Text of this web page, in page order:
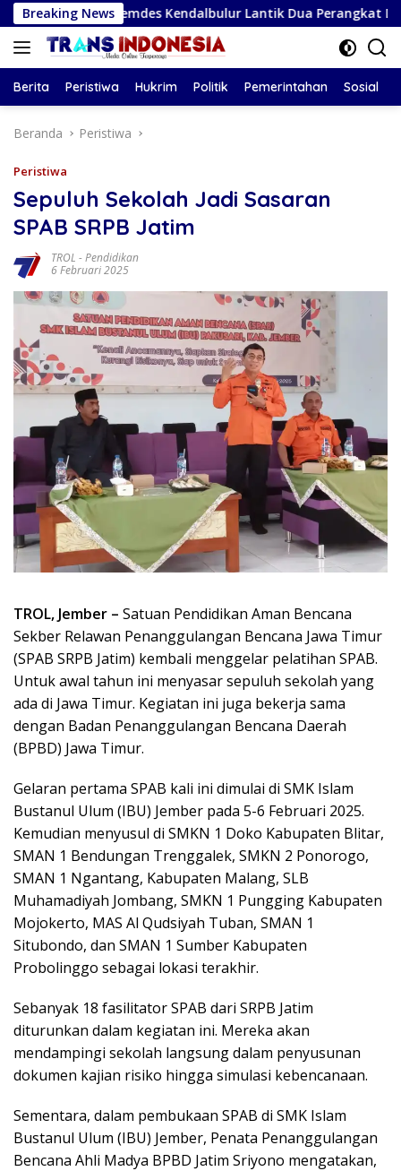
Langsung
ke
konten
Breaking News
Kendalbulur Lantik Dua Perangkat Desa, Kades:
Berita Peristiwa Hukrim Politik Pemerintahan Sosial
Beranda Peristiwa
Peristiwa
Sepuluh Sekolah Jadi Sasaran
SPAB SRPB Jatim
TROL -Pendidikan
6 Februari 2025
TROL, Jember – Satuan Pendidikan Aman Bencana
Sekber Relawan Penanggulangan Bencana Jawa Timur
(SPAB SRPB Jatim) kembali menggelar pelatihan SPAB.
Untuk awal tahun ini menyasar sepuluh sekolah yang
ada di Jawa Timur. Kegiatan ini juga bekerja sama
dengan Badan Penanggulangan Bencana Daerah
(BPBD) Jawa Timur.
Gelaran pertama SPAB kali ini dimulai di SMK Islam
Bustanul Ulum (IBU) Jember pada 5-6 Februari 2025.
Kemudian menyusul di SMKN 1 Doko Kabupaten Blitar,
SMAN 1 Bendungan Trenggalek, SMKN 2 Ponorogo,
SMAN 1 Ngantang, Kabupaten Malang, SLB
Muhamadiyah Jombang, SMKN 1 Pungging Kabupaten
Mojokerto, MAS Al Qudsiyah Tuban, SMAN 1
Situbondo, dan SMAN 1 Sumber Kabupaten
Probolinggo sebagai lokasi terakhir.
Sebanyak 18 fasilitator SPAB dari SRPB Jatim
diturunkan dalam kegiatan ini. Mereka akan
mendampingi sekolah langsung dalam penyusunan
dokumen kajian risiko hingga simulasi kebencanaan.
Sementara, dalam pembukaan SPAB di SMK Islam
Bustanul Ulum (IBU) Jember, Penata Penanggulangan
Bencana Ahli Madya BPBD Jatim Sriyono mengatakan,